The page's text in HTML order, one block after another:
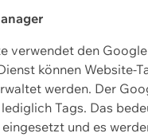
verwendet den
können Website-
werden. Der
Tags. Das
und es